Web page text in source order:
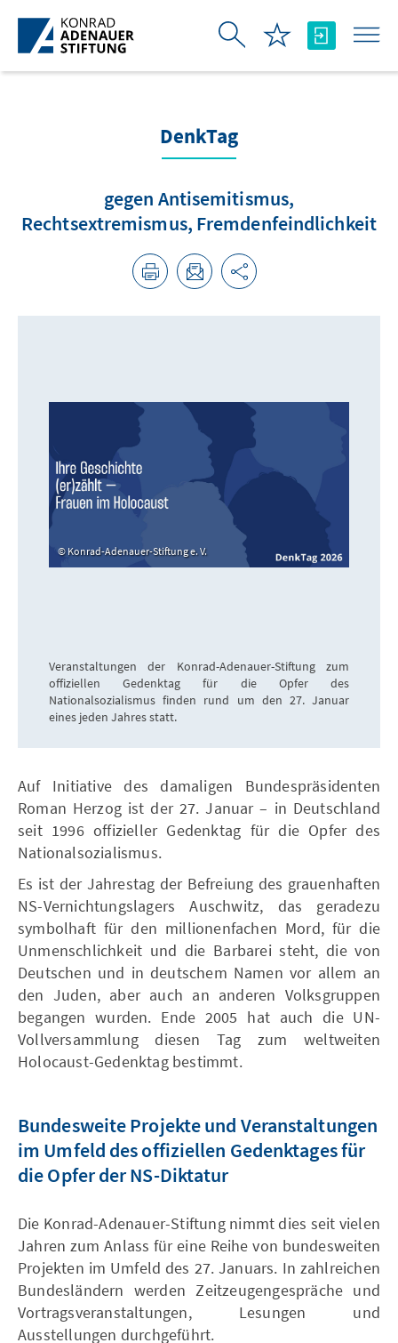
Skip to Main Content
DenkTag
gegen Antisemitismus,
Rechtsextremismus, Fremdenfeindlichkeit
Konrad-Adenauer-Stiftung e. V.
Veranstaltungen der Konrad-Adenauer-Stiftung zum
offiziellen Gedenktag für die Opfer des
Nationalsozialismus finden rund um den 27. Januar
eines jeden Jahres statt.
Auf Initiative des damaligen Bundespräsidenten
Roman Herzog ist der 27. Januar – in Deutschland
seit 1996 offizieller Gedenktag für die Opfer des
Nationalsozialismus.
Es ist der Jahrestag der Befreiung des grauenhaften
NS-Vernichtungslagers Auschwitz, das geradezu
symbolhaft für den millionenfachen Mord, für die
Unmenschlichkeit und die Barbarei steht, die von
Deutschen und in deutschem Namen vor allem an
den Juden, aber auch an anderen Volksgruppen
begangen wurden. Ende 2005 hat auch die UN-
Vollversammlung diesen Tag zum weltweiten
Holocaust-Gedenktag bestimmt.
Bundesweite Projekte und Veranstaltungen
im Umfeld des offiziellen Gedenktages für
die Opfer der NS-Diktatur
Die Konrad-Adenauer-Stiftung nimmt dies seit vielen
Jahren zum Anlass für eine Reihe von bundesweiten
Projekten im Umfeld des 27. Januars. In zahlreichen
Bundesländern werden Zeitzeugengespräche und
Vortragsveranstaltungen, Lesungen und
Ausstellungen durchgeführt.